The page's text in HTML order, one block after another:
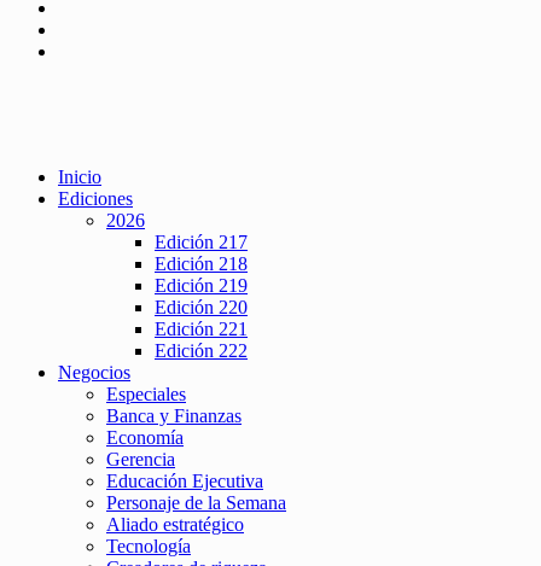
Inicio
Ediciones
2026
Edición 217
Edición 218
Edición 219
Edición 220
Edición 221
Edición 222
Negocios
Especiales
Banca y Finanzas
Economía
Gerencia
Educación Ejecutiva
Personaje de la Semana
Aliado estratégico
Tecnología